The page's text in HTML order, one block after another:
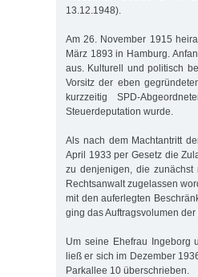
13.12.1948).
Am 26. November 1915
März 1893 in Hamburg.
aus. Kulturell und politisch
Vorsitz der eben
kurzzeitig SPD-
Steuerdeputation wurde.
Als nach dem Machtantritt
April 1933 per Gesetz die
zu denjenigen, die
Rechtsanwalt zugelassen
mit den auferlegten
ging das Auftragsvolumen der
Um seine Ehefrau Ingeborg
ließ er sich im Dezember
Parkallee 10 überschrieben.